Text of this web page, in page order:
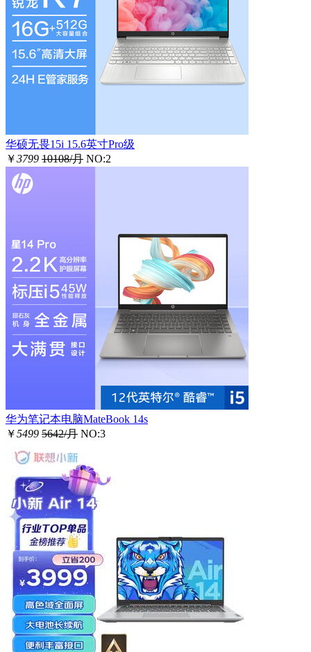
华硕无畏15i 15.6英寸Pro级
￥3799 10108/月 NO:2
华为笔记本电脑MateBook 14s
￥5499 5642/月 NO:3